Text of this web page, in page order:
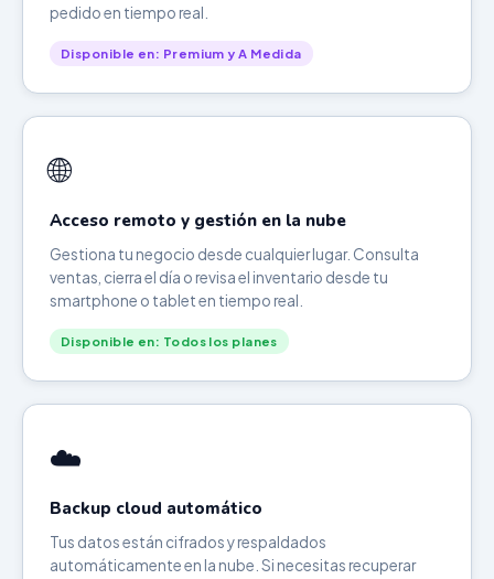
pedido en tiempo real.
Disponible en: Premium y A Medida
🌐
Acceso remoto y gestión en la nube
Gestiona tu negocio desde cualquier lugar. Consulta
ventas, cierra el día o revisa el inventario desde tu
smartphone o tablet en tiempo real.
Disponible en: Todos los planes
☁️
Backup cloud automático
Tus datos están cifrados y respaldados
automáticamente en la nube. Si necesitas recuperar